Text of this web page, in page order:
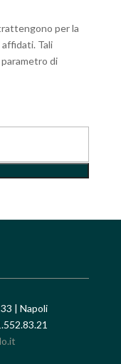
per la
Tali
di
| Napoli